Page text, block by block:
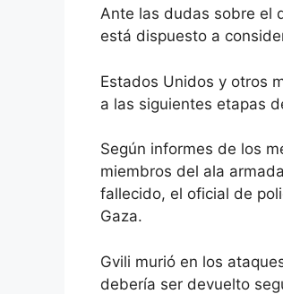
Ante las dudas sobre el
está dispuesto a
Estados Unidos y otros
a las siguientes etapas
Según informes de los
miembros del ala
fallecido, el oficial de
Gaza.
Gvili murió en los
debería ser devuelto